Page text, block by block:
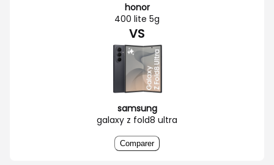
honor
400 lite 5g
VS
samsung
galaxy z fold8 ultra
Comparer